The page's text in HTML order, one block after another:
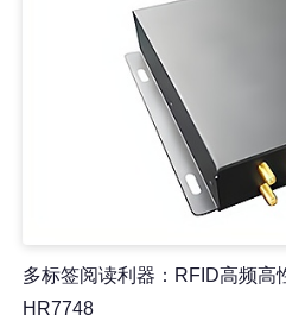
多标签阅读利器：RFID高频高
HR7748